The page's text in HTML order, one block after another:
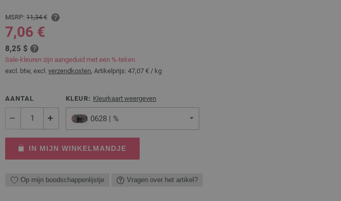
MSRP: 11,34 €
7,06 €
8,25 $
Sale-kleuren zijn aangeduid met een %-teken
excl. btw, excl. verzendkosten, Artikelprijs: 47,07 € / kg
AANTAL KLEUR: Kleurkaart weergeven
0628 | %
IN MIJN WINKELMANDJE
Op mijn boodschappenlijstje Vragen over het artikel?